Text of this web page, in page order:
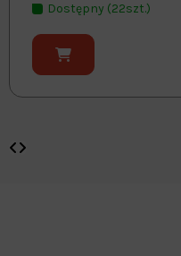
Dostępny (22szt.)